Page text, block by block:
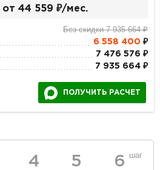
от 44 559 ₽/мес.
Без скидки 7 935 664 ₽
6 558 400 ₽
7 476 576 ₽
7 935 664 ₽
ПОЛУЧИТЬ РАСЧЕТ
4 5 6 шаг